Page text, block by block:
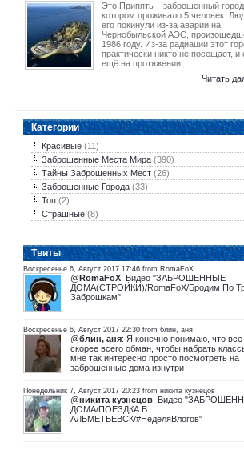
Это Припять – заброшенный
котором проживало 5 человек.
его покинули из-за аварии на
Чернобыльской АЭС,
1986 году. Из-за радиации этот
практически никто не посещает, и
ещё на протяжении...
Читать
Категории
Красивые (11)
Заброшенные Места Мира (390)
Тайны Заброшенных Мест (26)
Заброшенные Города (33)
Топ (2)
Страшные (8)
Tвиты
Воскресенье 6, Август 2017 17:46 from RomaFoX
@RomaFoX: Видео "ЗАБРОШЕННЫЕ
ДОМА(СТРОЙКИ)/RomaFoX/Бродим По
Заброшкам"
Воскресенье 6, Август 2017 22:30 from блин, аня
@блин, аня: Я конечно понимаю, что все
скорее всего обман, чтобы набрать
мне так интересно просто посмотреть на
заброшенные дома изнутри
Понедельник 7, Август 2017 20:23 from никита кузнецов
@никита кузнецов: Видео
ДОМА/ПОЕЗДКА В
АЛЬМЕТЬЕВСК/#НеделяВлогов"